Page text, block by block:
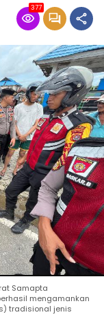
377
Samapta
mengamankan
tradisional jenis